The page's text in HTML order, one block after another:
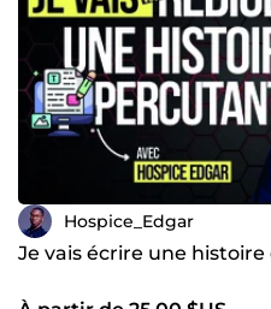
Hospice_Edgar
Je vais écrire une